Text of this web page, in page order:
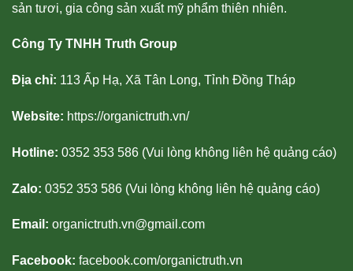
sản tươi, gia công sản xuất mỹ phẩm thiên nhiên.
Công Ty TNHH Truth Group
Địa chỉ: 113 Ấp Hạ, Xã Tân Long, Tỉnh Đồng Tháp
Website: https://organictruth.vn/
Hotline: 0352 353 586 (Vui lòng không liên hệ quảng cáo)
Zalo: 0352 353 586 (Vui lòng không liên hệ quảng cáo)
Email: organictruth.vn@gmail.com
Facebook: facebook.com/organictruth.vn